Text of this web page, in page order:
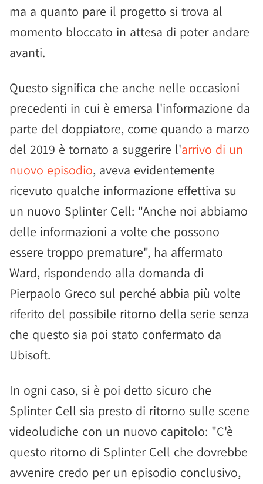
ma a quanto pare il progetto si trova al
momento bloccato in attesa di poter andare
avanti.
Questo significa che anche nelle occasioni
precedenti in cui è emersa l'informazione da
parte del doppiatore, come quando a marzo
del 2019 è tornato a suggerire l'arrivo di un
nuovo episodio, aveva evidentemente
ricevuto qualche informazione effettiva su
un nuovo Splinter Cell: "Anche noi abbiamo
delle informazioni a volte che possono
essere troppo premature", ha affermato
Ward, rispondendo alla domanda di
Pierpaolo Greco sul perché abbia più volte
riferito del possibile ritorno della serie senza
che questo sia poi stato confermato da
Ubisoft.
In ogni caso, si è poi detto sicuro che
Splinter Cell sia presto di ritorno sulle scene
videoludiche con un nuovo capitolo: "C'è
questo ritorno di Splinter Cell che dovrebbe
avvenire credo per un episodio conclusivo,